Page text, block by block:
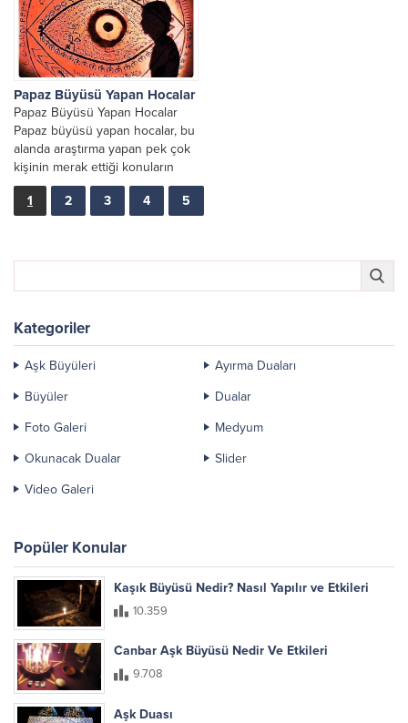
Papaz Büyüsü Yapan Hocalar
Papaz Büyüsü Yapan Hocalar
Papaz büyüsü yapan hocalar, bu
alanda araştırma yapan pek çok
kişinin merak ettiği konuların
başında gelmektedir....
1
2 3 4 5
Kategoriler
Aşk Büyüleri
Ayırma Duaları
Büyüler
Dualar
Foto Galeri
Medyum
Okunacak Dualar
Slider
Video Galeri
Popüler Konular
Kaşık Büyüsü Nedir? Nasıl Yapılır ve Etkileri
10.359
Canbar Aşk Büyüsü Nedir Ve Etkileri
9.708
Aşk Duası